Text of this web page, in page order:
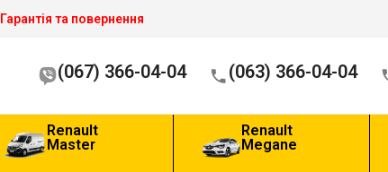
Гарантія та повернення
(067) 366-04-04 (063) 366-04-04
Renault
Master
Renault
Megane